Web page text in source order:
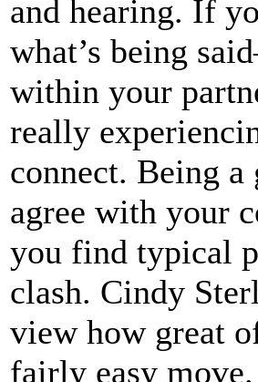
and hearing. If
what’s being
within your
really
connect. Being a
agree with your
you find typical
clash. Cindy
view how great
fairly easy